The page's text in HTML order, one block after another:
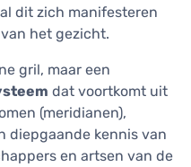
dit zich manifesteren
het gezicht.
gril, maar een
dat voortkomt uit
(meridianen),
diepgaande kennis van
en artsen van de